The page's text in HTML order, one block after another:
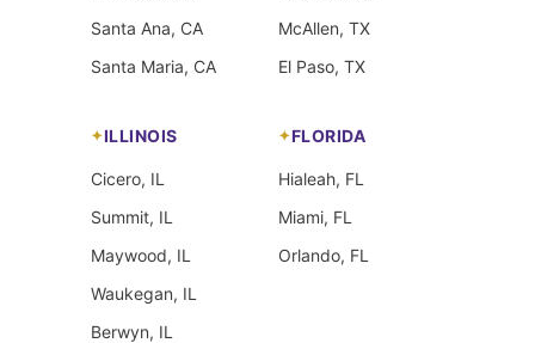
Santa Ana, CA
Santa Maria, CA
McAllen, TX
El Paso, TX
ILLINOIS
Cicero, IL
Summit, IL
Maywood, IL
Waukegan, IL
Berwyn, IL
FLORIDA
Hialeah, FL
Miami, FL
Orlando, FL